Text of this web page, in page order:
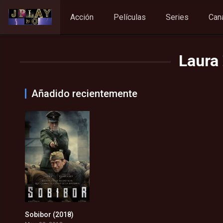
Acción Películas Series
Añadido recientemente
Sobibor (2018)